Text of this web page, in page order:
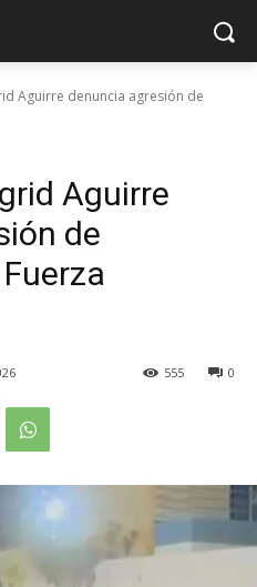
Aguirre denuncia agresión de
Aguirre
de
0
555